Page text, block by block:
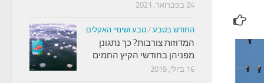
24 בפברואר, 2021
החודש בטבע / טבע ושינויי האקלים
המדוזות צורבות? כך נתגונן
מפניהן בחודשי הקיץ החמים
16 ביולי, 2019